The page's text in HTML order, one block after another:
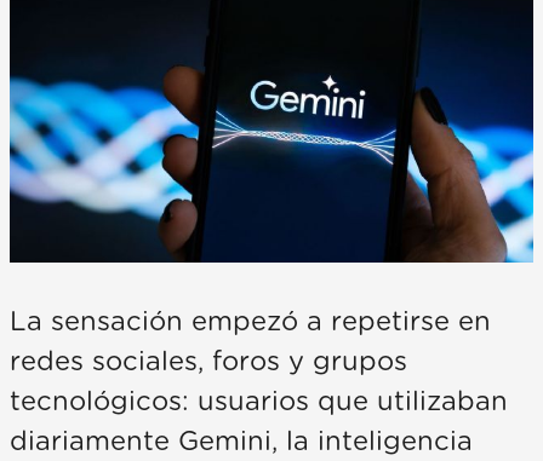
La sensación empezó a repetirse en
redes sociales, foros y grupos
tecnológicos: usuarios que utilizaban
diariamente Gemini, la inteligencia